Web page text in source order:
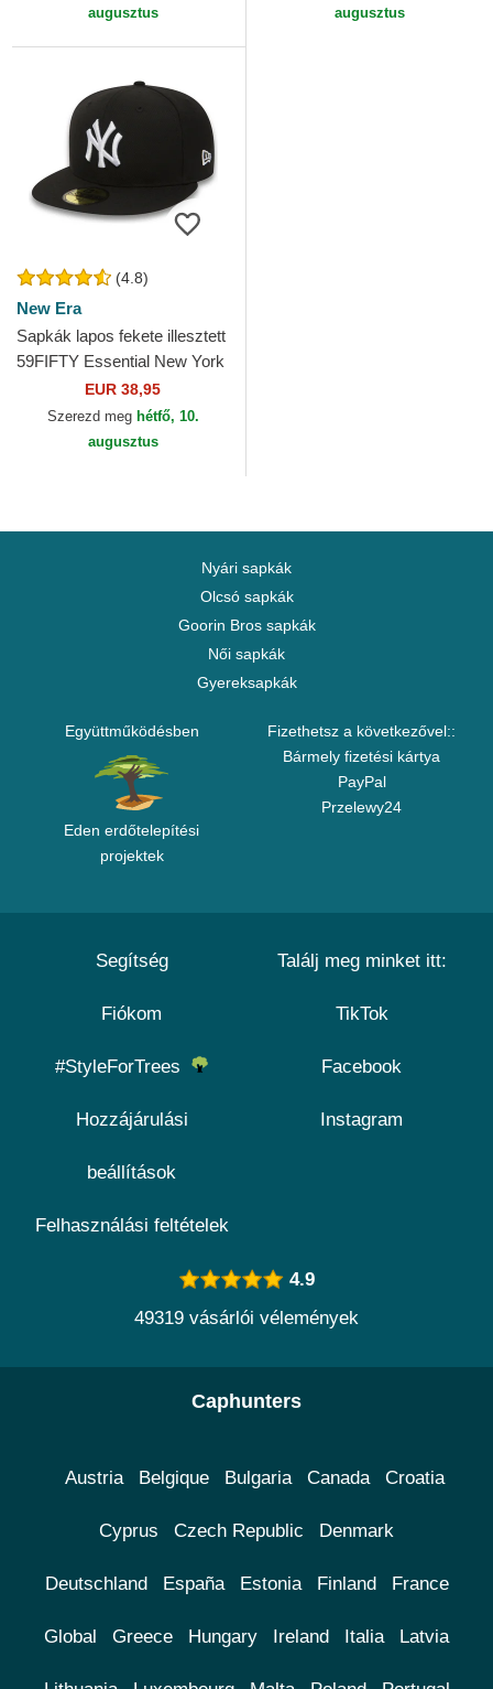
augusztus
augusztus
(4.8)
New Era
Sapkák lapos fekete illesztett
59FIFTY Essential New York
Yankees MLB New Era
EUR 38,95
Szerezd meg hétfő, 10.
augusztus
Nyári sapkák
Olcsó sapkák
Goorin Bros sapkák
Női sapkák
Gyereksapkák
Együttműködésben
Eden erdőtelepítési
projektek
Fizethetsz a következővel::
Bármely fizetési kártya
PayPal
Przelewy24
Segítség
Fiókom
#StyleForTrees
Hozzájárulási
beállítások
Felhasználási feltételek
Találj meg minket itt:
TikTok
Facebook
Instagram
4.9
49319 vásárlói vélemények
Caphunters
Austria Belgique Bulgaria Canada Croatia
Cyprus Czech Republic Denmark
Deutschland España Estonia Finland France
Global Greece Hungary Ireland Italia Latvia